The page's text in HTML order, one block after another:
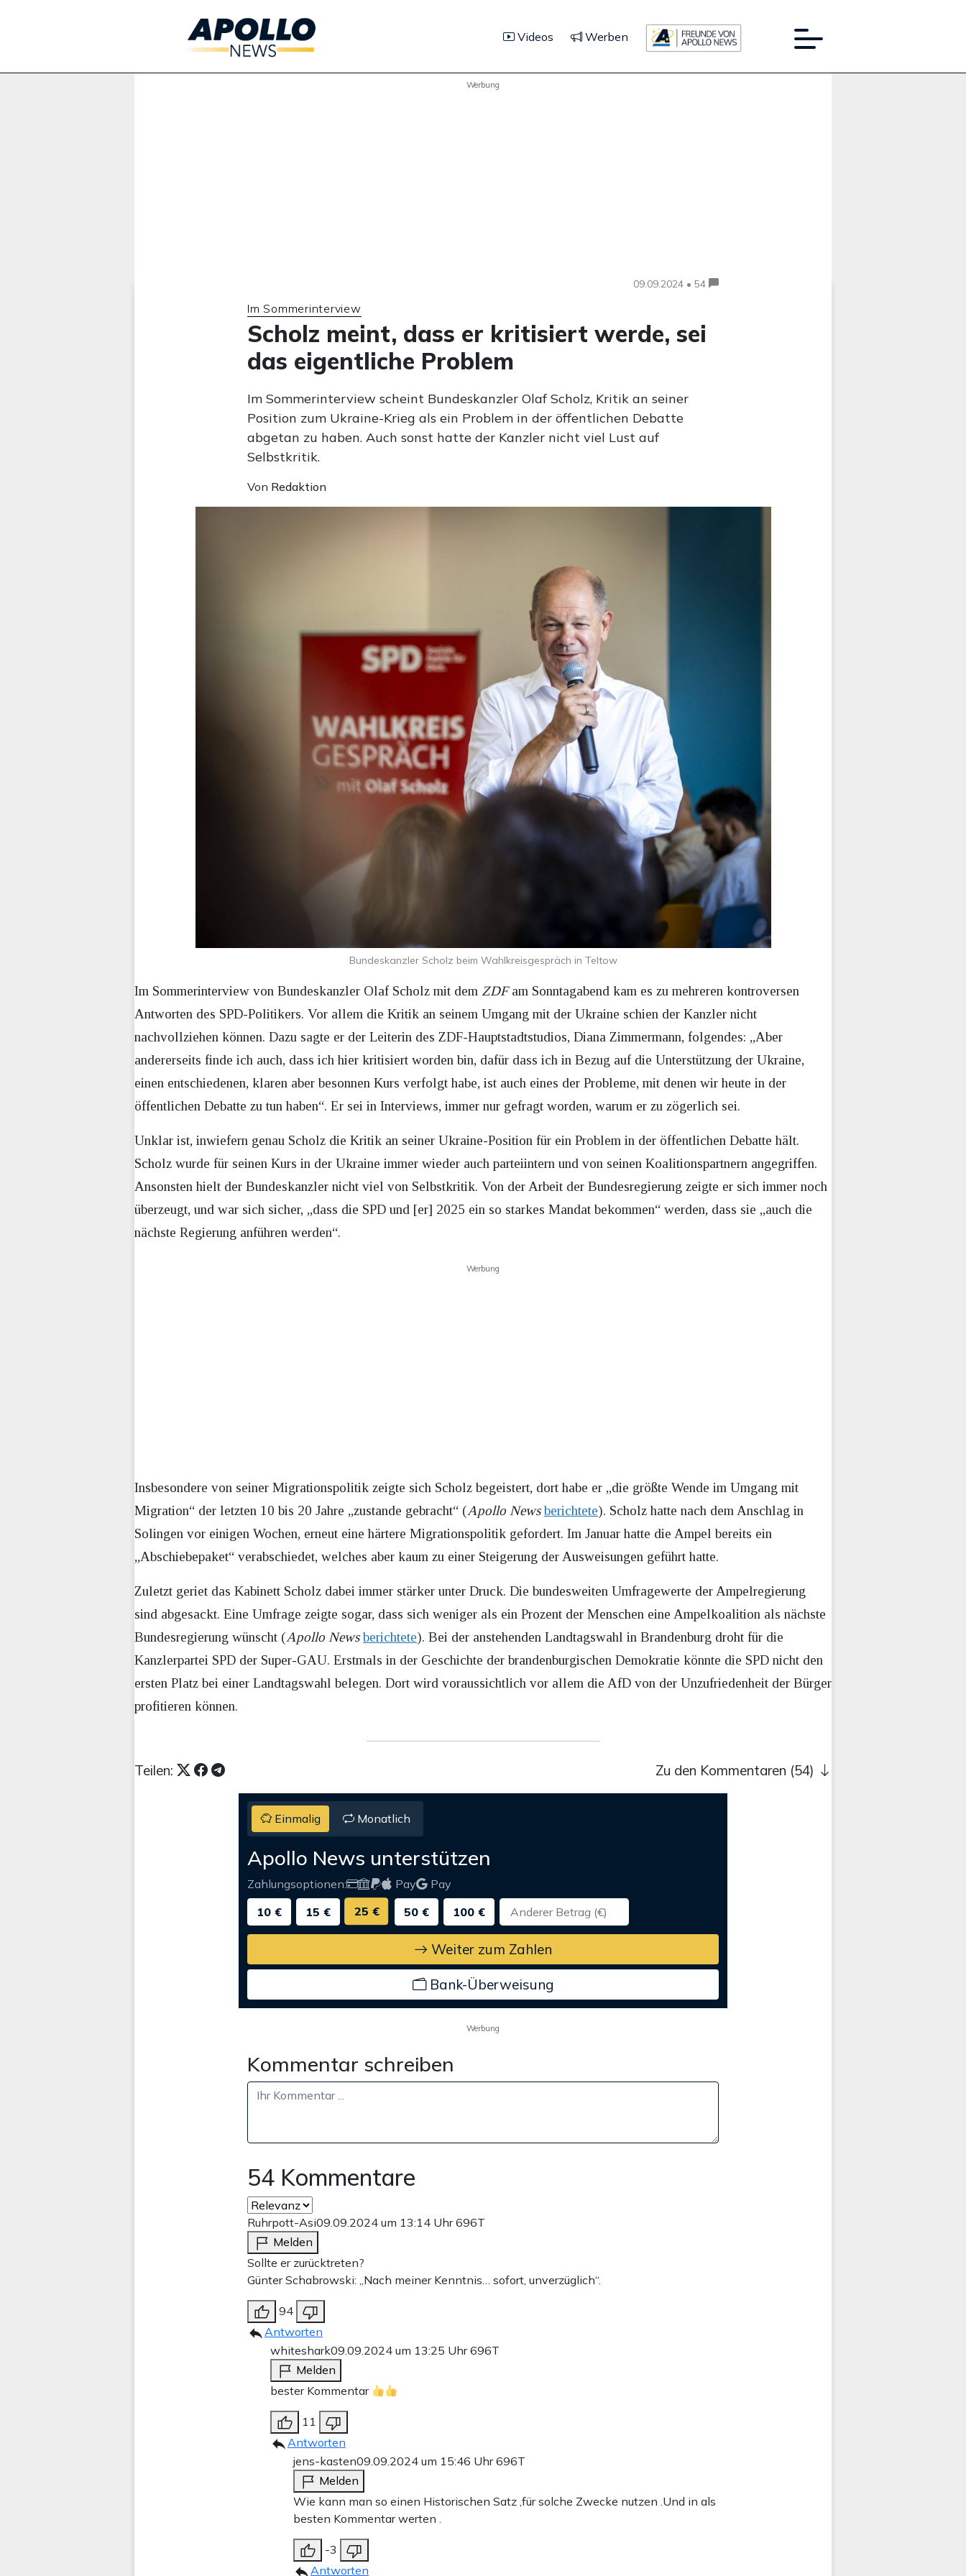
Videos Werben
Werbung
09.09.2024 • 54
Im Sommerinterview
Scholz meint, dass er kritisiert werde, sei
das eigentliche Problem
Im Sommerinterview scheint Bundeskanzler Olaf Scholz, Kritik an seiner
Position zum Ukraine-Krieg als ein Problem in der öffentlichen Debatte
abgetan zu haben. Auch sonst hatte der Kanzler nicht viel Lust auf
Selbstkritik.
Von Redaktion
Bundeskanzler Scholz beim Wahlkreisgespräch in Teltow
Im Sommerinterview von Bundeskanzler Olaf Scholz mit dem ZDFam Sonntagabend kam es zu mehreren kontroversen
Antworten des SPD-Politikers. Vor allem die Kritik an seinem Umgang mit der Ukraine schien der Kanzler nicht
nachvollziehen können. Dazu sagte er der Leiterin des ZDF-Hauptstadtstudios, Diana Zimmermann, folgendes: „Aber
andererseits finde ich auch, dass ich hier kritisiert worden bin, dafür dass ich in Bezug auf die Unterstützung der Ukraine,
einen entschiedenen, klaren aber besonnen Kurs verfolgt habe, ist auch eines der Probleme, mit denen wir heute in der
öffentlichen Debatte zu tun haben“. Er sei in Interviews, immer nur gefragt worden, warum er zu zögerlich sei.
Unklar ist, inwiefern genau Scholz die Kritik an seiner Ukraine-Position für ein Problem in der öffentlichen Debatte hält.
Scholz wurde für seinen Kurs in der Ukraine immer wieder auch parteiintern und von seinen Koalitionspartnern angegriffen.
Ansonsten hielt der Bundeskanzler nicht viel von Selbstkritik. Von der Arbeit der Bundesregierung zeigte er sich immer noch
überzeugt, und war sich sicher, „dass die SPD und [er] 2025 ein so starkes Mandat bekommen“ werden, dass sie „auch die
nächste Regierung anführen werden“.
Werbung
Insbesondere von seiner Migrationspolitik zeigte sich Scholz begeistert, dort habe er „die größte Wende im Umgang mit
Migration“ der letzten 10 bis 20 Jahre „zustande gebracht“ (Apollo News berichtete). Scholz hatte nach dem Anschlag in
Solingen vor einigen Wochen, erneut eine härtere Migrationspolitik gefordert. Im Januar hatte die Ampel bereits ein
„Abschiebepaket“ verabschiedet, welches aber kaum zu einer Steigerung der Ausweisungen geführt hatte.
Zuletzt geriet das Kabinett Scholz dabei immer stärker unter Druck. Die bundesweiten Umfragewerte der Ampelregierung
sind abgesackt. Eine Umfrage zeigte sogar, dass sich weniger als ein Prozent der Menschen eine Ampelkoalition als nächste
Bundesregierung wünscht (Apollo News berichtete). Bei der anstehenden Landtagswahl in Brandenburg droht für die
Kanzlerpartei SPD der Super-GAU. Erstmals in der Geschichte der brandenburgischen Demokratie könnte die SPD nicht den
ersten Platz bei einer Landtagswahl belegen. Dort wird voraussichtlich vor allem die AfD von der Unzufriedenheit der Bürger
profitieren können.
Teilen: Zu den Kommentaren (54)
Einmalig Monatlich
Apollo News unterstützen
Zahlungsoptionen: Pay
Pay
10 €
15 € 25 € 50 € 100 €
Weiter zum Zahlen
Bank-Überweisung
Werbung
Kommentar schreiben
54 Kommentare
Ruhrpott-Asi09.09.2024 um 13:14 Uhr696T
Melden
Sollte er zurücktreten?
Günter Schabrowski: „Nach meiner Kenntnis… sofort, unverzüglich“.
94
Antworten
whiteshark09.09.2024 um 13:25 Uhr696T
Melden
bester Kommentar
11
Antworten
jens-kasten09.09.2024 um 15:46 Uhr696T
Melden
Wie kann man so einen Historischen Satz ,für solche Zwecke nutzen .Und in als
besten Kommentar werten .
-3
Antworten